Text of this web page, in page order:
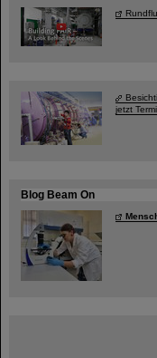
jetzt
Blog Beam On